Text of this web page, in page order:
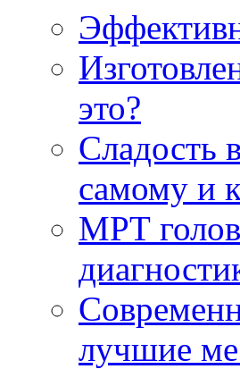
это?
Сладость
самому и
МРТ
лучшие